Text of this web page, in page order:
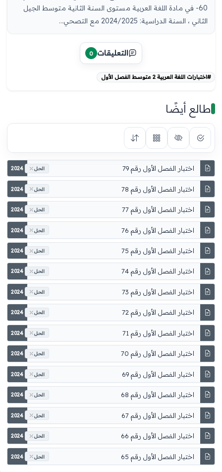
60- في مادة اللغة العربية مستوى السنة الثانية متوسط الجيل
الثاني ، السنة الدراسية: 2024/2025 مع التصحي...
التعليقات 0
#اختبارات اللغة العربية 2 متوسط الفصل الأول
طالع أيضًا
اختبار الفصل الأول رقم 79 2024 الحل
اختبار الفصل الأول رقم 78 2024 الحل
اختبار الفصل الأول رقم 77 2024 الحل
اختبار الفصل الأول رقم 76 2024 الحل
اختبار الفصل الأول رقم 75 2024 الحل
اختبار الفصل الأول رقم 74 2024 الحل
اختبار الفصل الأول رقم 73 2024 الحل
اختبار الفصل الأول رقم 72 2024 الحل
اختبار الفصل الأول رقم 71 2024 الحل
اختبار الفصل الأول رقم 70 2024 الحل
اختبار الفصل الأول رقم 69 2024 الحل
اختبار الفصل الأول رقم 68 2024 الحل
اختبار الفصل الأول رقم 67 2024 الحل
اختبار الفصل الأول رقم 66 2024 الحل
اختبار الفصل الأول رقم 65 2024 الحل